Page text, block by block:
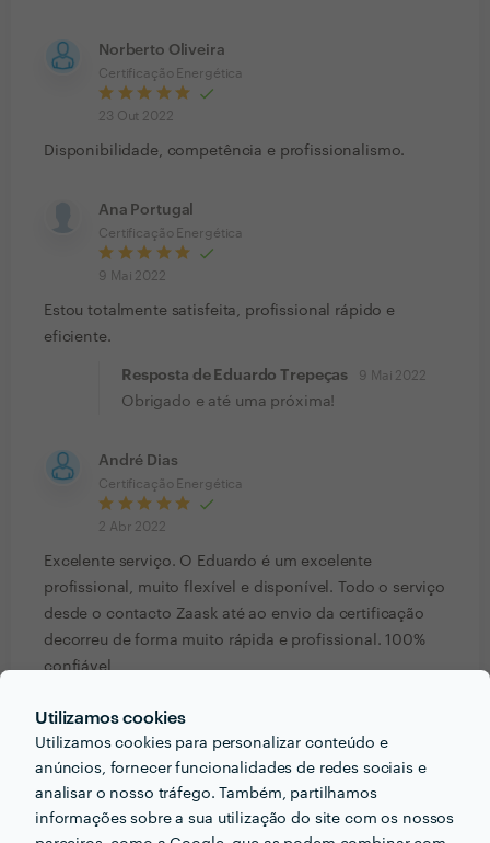
Utilizamos cookies
Utilizamos cookies para personalizar conteúdo e
anúncios, fornecer funcionalidades de redes sociais e
analisar o nosso tráfego. Também, partilhamos
informações sobre a sua utilização do site com os nossos
Norberto Oliveira
Certificação Energética
23 Out 2022
Disponibilidade, competência e profissionalismo.
Ana Portugal
Certificação Energética
9 Mai 2022
Estou totalmente satisfeita, profissional rápido e
eficiente.
Resposta de Eduardo Trepeças 9 Mai 2022
Obrigado e até uma próxima!
André Dias
Certificação Energética
2 Abr 2022
Excelente serviço. O Eduardo é um excelente
profissional, muito flexível e disponível. Todo o serviço
desde o contacto Zaask até ao envio da certificação
decorreu de forma muito rápida e profissional. 100%
confiável
próxima!
Lucia Costa
Certificação Energética